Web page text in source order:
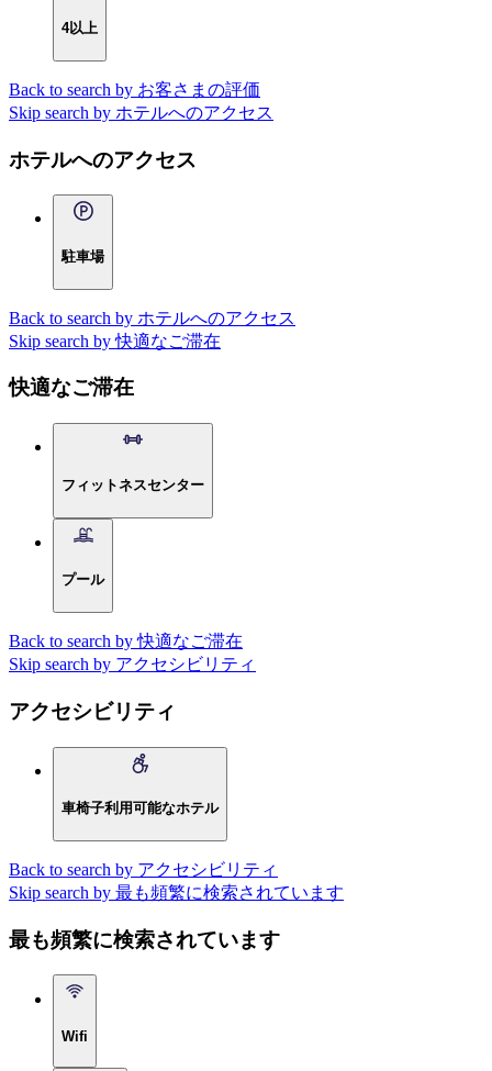
4以上
Back to search by お客さまの評価
Skip search by ホテルへのアクセス
ホテルへのアクセス
駐車場
Back to search by ホテルへのアクセス
Skip search by 快適なご滞在
快適なご滞在
フィットネスセンター
プール
Back to search by 快適なご滞在
Skip search by アクセシビリティ
アクセシビリティ
車椅子利用可能なホテル
Back to search by アクセシビリティ
Skip search by 最も頻繁に検索されています
最も頻繁に検索されています
Wifi